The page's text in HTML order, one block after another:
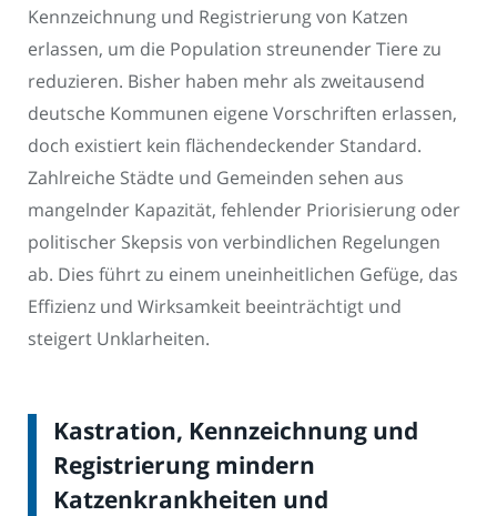
Kennzeichnung und Registrierung von Katzen
erlassen, um die Population streunender Tiere zu
reduzieren. Bisher haben mehr als zweitausend
deutsche Kommunen eigene Vorschriften erlassen,
doch existiert kein flächendeckender Standard.
Zahlreiche Städte und Gemeinden sehen aus
mangelnder Kapazität, fehlender Priorisierung oder
politischer Skepsis von verbindlichen Regelungen
ab. Dies führt zu einem uneinheitlichen Gefüge, das
Effizienz und Wirksamkeit beeinträchtigt und
steigert Unklarheiten.
Kastration, Kennzeichnung und
Registrierung mindern
Katzenkrankheiten und